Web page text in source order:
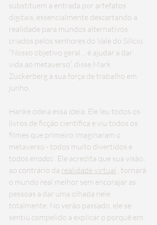
substituem a entrada por artefatos
digitais, essencialmente descartando a
realidade para mundos alternativos
criados pelos senhores do Vale do Silício.
“Nosso objetivo geral… é ajudar a dar
vida ao metaverso”, disse Mark
Zuckerberg à sua força de trabalho em
junho.
Hanke odeia essa ideia. Ele leu todos os
livros de ficção científica e viu todos os
filmes que primeiro imaginaram o
metaverso - todos muito divertidos e
todos errados . Ele acredita que sua visão,
ao contrário da realidade virtual , tornará
o mundo real melhor sem encorajar as
pessoas a dar uma olhada nele
totalmente. No verão passado, ele se
sentiu compelido a explicar o porquê em